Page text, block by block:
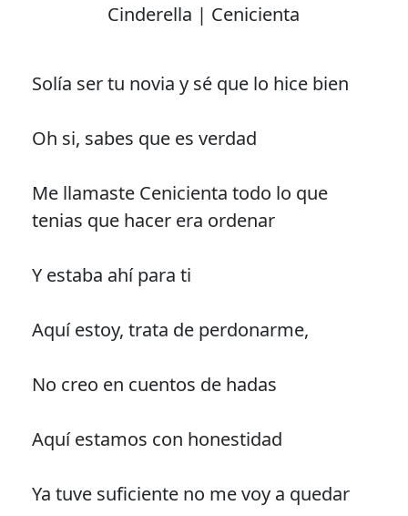
Cinderella | Cenicienta
Solía ser tu novia y sé que lo hice bien
Oh si, sabes que es verdad
Me llamaste Cenicienta todo lo que
tenias que hacer era ordenar
Y estaba ahí para ti
Aquí estoy, trata de perdonarme,
No creo en cuentos de hadas
Aquí estamos con honestidad
Ya tuve suficiente no me voy a quedar